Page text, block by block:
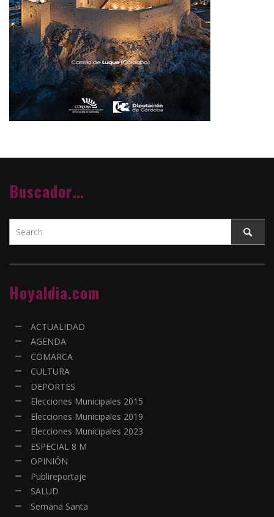
Buscador…
Hoyaldia.com
ACTUALIDAD
AGENDA
COMARCA
CULTURA
DEPORTES
Elecciones Municipales 2015
Elecciones Municipales 2019
Elecciones Municipales 2023
ESPECIAL 8 M
OPINIÓN
Publireportaje
SALUD
Semana Santa